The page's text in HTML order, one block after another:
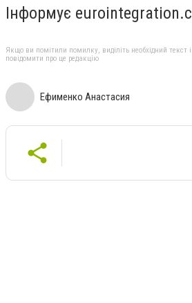
Інформує
Якщо ви помітили помилку, виділіть необхідний текст
повідомити про це редакцію
Ефименко Анастасия